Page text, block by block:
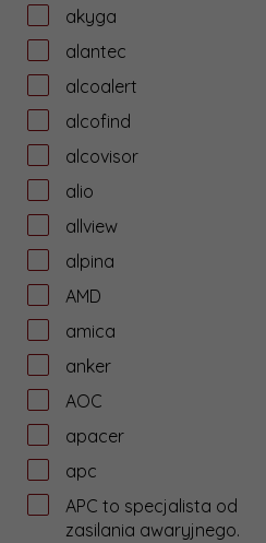
akyga
alantec
alcoalert
alcofind
alcovisor
alio
allview
alpina
AMD
amica
anker
AOC
apacer
apc
APC to specjalista od
zasilania awaryjnego.